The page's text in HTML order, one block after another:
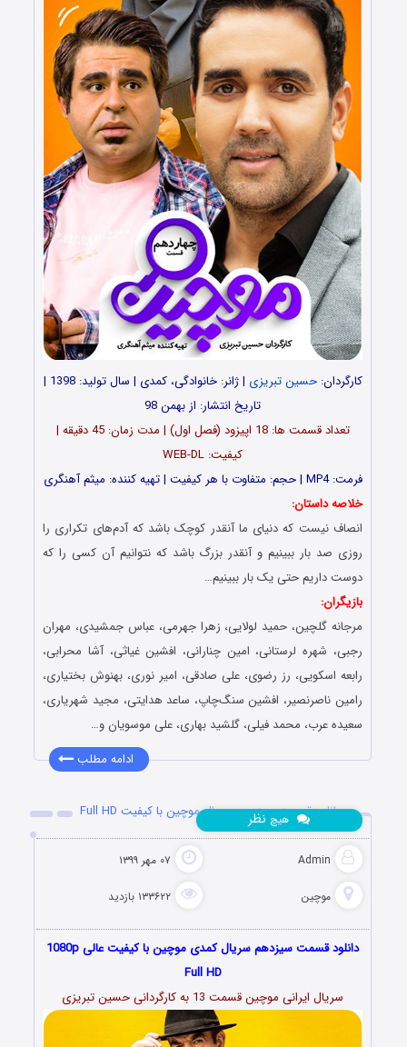
کارگردان:حسین تبریزی
| ژانر: خانوادگی، کمدی | سال تولید: 1398 |
تاریخ انتشار: از بهمن 98
تعداد قسمت ها: 18 اپیزود (فصل اول) | مدت زمان: 45 دقیقه |
کیفیت: WEB-DL
فرمت: MP4 | حجم: متفاوت با هر کیفیت | تهیه کننده: میثم آهنگری
خلاصه داستان:
انصاف نیست که دنیای ما آنقدر کوچک باشد که آدم‌های تکراری را
روزی صد بار ببینیم و آنقدر بزرگ باشد که نتوانیم آن کسی را که
دوست داریم حتی یک بار ببینیم…
بازیگران:
مرجانه گلچین، حمید لولایی، زهرا جهرمی، عباس جمشیدی، مهران
رجبی، شهره لرستانی، امین چنارانی، افشین غیاثی، آشا محرابی،
رابعه اسکویی، رز رضوی، علی صادقی، امیر نوری، بهنوش بختیاری،
رامین ناصرنصیر، افشین سنگ‌چاپ، ساعد هدایتی، مجید شهریاری،
سعیده عرب، محمد فیلی، گلشید بهاری، علی موسویان و…
ادامه مطلب
دانلود قسمت سیزدهم سریال موچین با کیفیت Full HD
Admin ۰۷ مهر ۱۳۹۹
موچین ۱۳۳۶۲۲ بازدید
هیچ نظر
دانلود قسمت سیزدهم سریال کمدی موچین با کیفیت عالی 1080p
Full HD
سریال ایرانی موچین قسمت 13 به کارگردانی حسین تبریزی